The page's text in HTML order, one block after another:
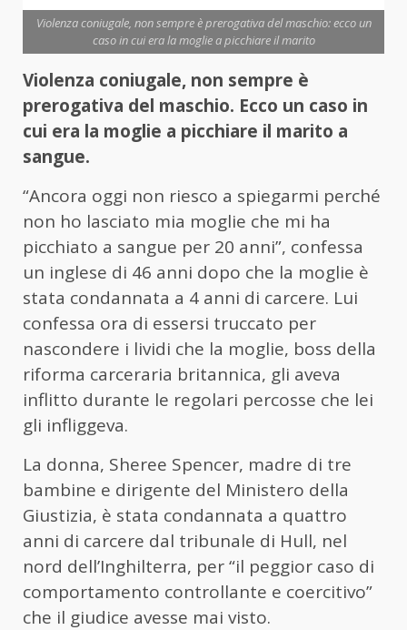
Violenza coniugale, non sempre è prerogativa del maschio: ecco un
caso in cui era la moglie a picchiare il marito
Violenza coniugale, non sempre è
prerogativa del maschio. Ecco un caso in
cui era la moglie a picchiare il marito a
sangue.
“Ancora oggi non riesco a spiegarmi perché
non ho lasciato mia moglie che mi ha
picchiato a sangue per 20 anni”, confessa
un inglese di 46 anni dopo che la moglie è
stata condannata a 4 anni di carcere. Lui
confessa ora di essersi truccato per
nascondere i lividi che la moglie, boss della
riforma carceraria britannica, gli aveva
inflitto durante le regolari percosse che lei
gli infliggeva.
La donna, Sheree Spencer, madre di tre
bambine e dirigente del Ministero della
Giustizia, è stata condannata a quattro
anni di carcere dal tribunale di Hull, nel
nord dell’Inghilterra, per “il peggior caso di
comportamento controllante e coercitivo”
che il giudice avesse mai visto.